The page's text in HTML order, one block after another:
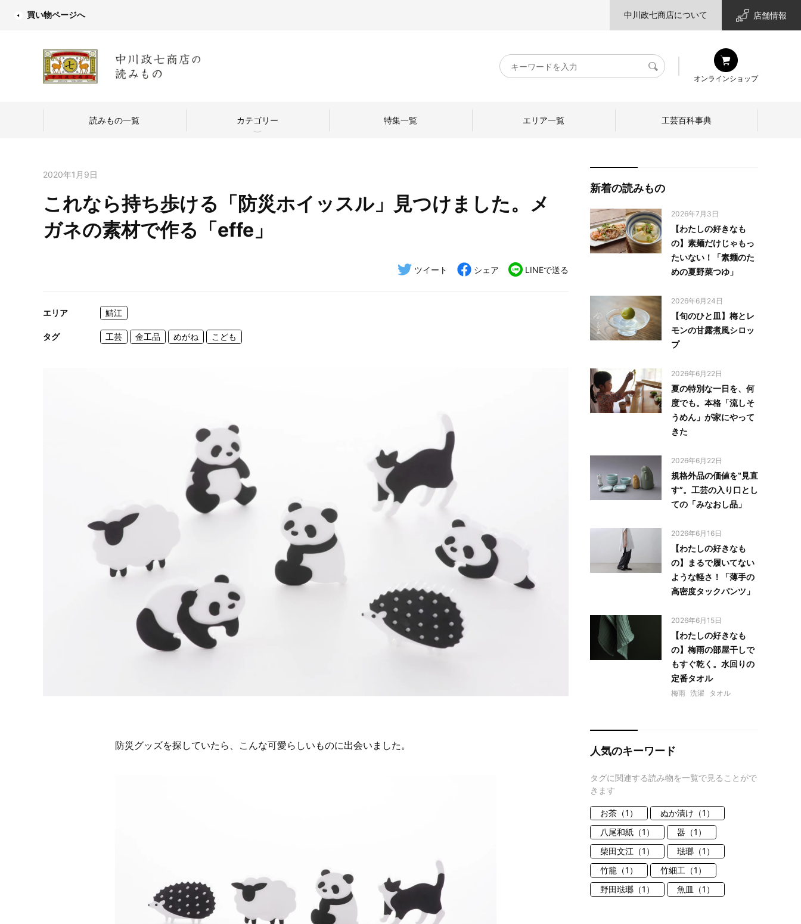
買い物ページへ 中川政七商店について 店舗情報
キ
ー
検
オンラインショップ
読みもの一覧 カテゴリー
中川政七商店のものづくり
つくり手を訪ねて
日本の暮らし 中川政七商店のひと
特集一覧 エリア一覧 工芸百科事典
2020年1月9日
これなら持ち歩ける「防災ホイッスル」見つけました。メ
ガネの素材で作る「effe」
ツイート シェア LINEで送る
エリア 鯖江
タグ 工芸 金工品 めがね こども
防災グッズを探していたら、こんな可愛らしいものに出会いました。
新着の読みもの
2026年7月3日
【わたしの好きなも
の】素麺だけじゃもっ
たいない！「素麺のた
めの夏野菜つゆ」
2026年6月24日
【旬のひと皿】梅とレ
モンの甘露煮風シロッ
プ
2026年6月22日
夏の特別な一日を、何
度でも。本格「流しそ
うめん」が家にやって
きた
2026年6月22日
規格外品の価値を‟見直
す”。工芸の入り口とし
ての「みなおし品」
2026年6月16日
【わたしの好きなも
の】まるで履いてない
ような軽さ！「薄手の
高密度タックパンツ」
2026年6月15日
【わたしの好きなも
の】梅雨の部屋干しで
もすぐ乾く。水回りの
定番タオル
梅雨 洗濯 タオル
人気のキーワード
タグに関連する読み物を一覧で見ることがで
きます
お茶（1）
ぬか漬け（1）
八尾和紙（1）
器（1）
柴田文江（1）
琺瑯（1）
竹籠（1）
竹細工（1）
野田琺瑯（1）
魚皿（1）